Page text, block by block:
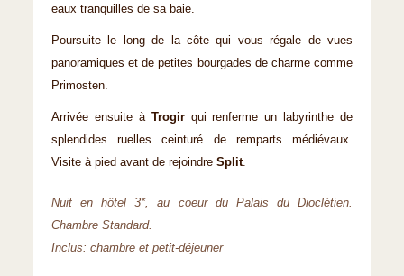
eaux tranquilles de sa baie.
Poursuite le long de la côte qui vous régale de vues
panoramiques et de petites bourgades de charme comme
Primosten.
Arrivée ensuite à Trogirqui renferme un labyrinthe de
splendides ruelles ceinturé de remparts médiévaux.
Visite à pied avant de rejoindre Split.
Nuit en hôtel 3*, au coeur du Palais du Dioclétien.
Chambre Standard.
Inclus: chambre et petit-déjeuner